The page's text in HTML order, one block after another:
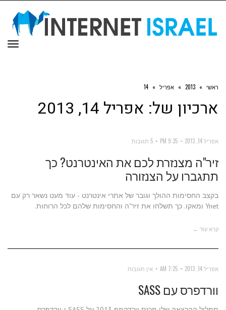
ראשי »
2013
» אפריל »
14
ארכיון של: אפריל 14, 2013
אפריל 14, 2013 9:35 PM 5 תגובות
זיר"ה מצנזרת לכם את האינטרנט? כך
תתגברו על הצנזורה
בקצב החסימות ההולך וגובר של אתרי אינטרנט - עוד מעט נשאר רק עם
Ynet ומאקו. כך תשלחו את זיר"ה והחסימות שלהם לכל הרוחות.
קרא עוד ←
אפריל 14, 2013 7:25 AM אין תגובות
וורדפרס עם SASS